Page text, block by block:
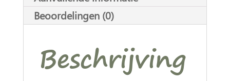
:
Beoordelingen (0)
Beschrijving